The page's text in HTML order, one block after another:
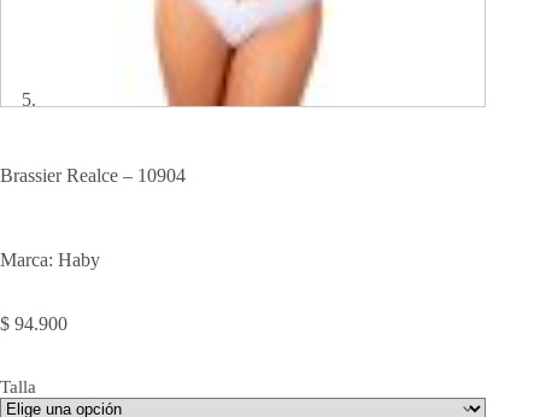
Brassier Realce – 10904
Marca: Haby
$ 94.900
Talla